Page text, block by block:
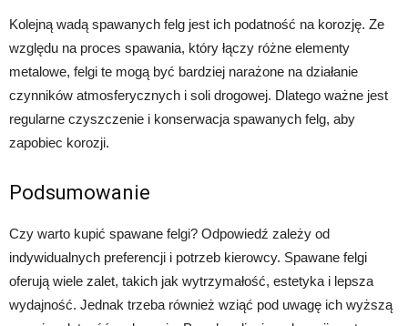
Kolejną wadą spawanych felg jest ich podatność na korozję. Ze
względu na proces spawania, który łączy różne elementy
metalowe, felgi te mogą być bardziej narażone na działanie
czynników atmosferycznych i soli drogowej. Dlatego ważne jest
regularne czyszczenie i konserwacja spawanych felg, aby
zapobiec korozji.
Podsumowanie
Czy warto kupić spawane felgi? Odpowiedź zależy od
indywidualnych preferencji i potrzeb kierowcy. Spawane felgi
oferują wiele zalet, takich jak wytrzymałość, estetyka i lepsza
wydajność. Jednak trzeba również wziąć pod uwagę ich wyższą